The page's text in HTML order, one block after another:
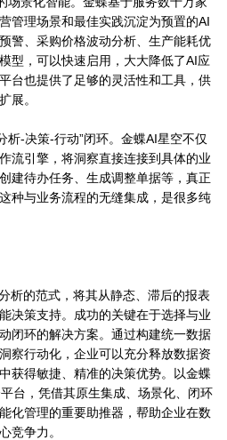
管理场景和最佳实践沉淀为预置的AI
警、采购价格波动分析、生产能耗优
型，可以快速启用，大大降低了AI应
台也提供了足够的灵活性和工具，供
展。
析-决策-行动”闭环。金蝶AI星空不仅
流引擎，将洞察直接连接到具体的业
建待办任务、生成调整单据等，真正
种与业务流程的无缝集成，是很多纯
析的范式，将其从静态、滞后的报表
决策支持。成功的关键在于选择与业
闭环的解决方案。通过构建统一数据
察行动化，企业可以充分释放数据资
获得敏捷、精准的决策优势。以金蝶
台，凭借其原生集成、场景化、闭环
化管理的重要助推器，帮助企业在数
竞争力。